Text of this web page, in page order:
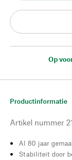
Op
Productinformatie
Artikel nummer
Al 80 jaar
Stabiliteit door